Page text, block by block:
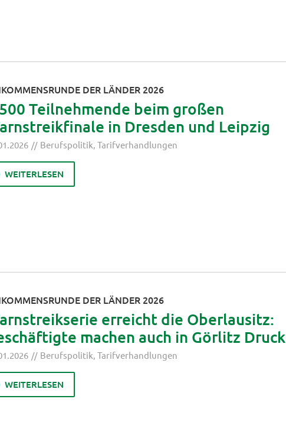
DER LÄNDER 2026
Teilnehmende beim großen
in Dresden und Leipzig
Berufspolitik ,Tarifverhandlungen
WEITERLESEN
DER LÄNDER 2026
erreicht die Oberlausitz:
machen auch in Görlitz Druck
Berufspolitik,Tarifverhandlungen
WEITERLESEN